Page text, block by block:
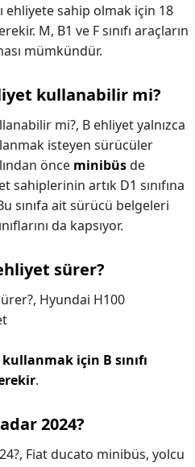
ehliyete sahip olmak için 18
M, B1 ve F sınıfı araçların
mümkündür.
kullanabilir mi?
mi?, B ehliyet yalnızca
isteyen sürücüler
önce minibüsde
artık D1 sınıfına
sınıfa ait sürücü belgeleri
da kapsıyor.
sürer?
Hyundai H100
için B sınıfı
.
2024?
Fiat ducato minibüs, yolcu